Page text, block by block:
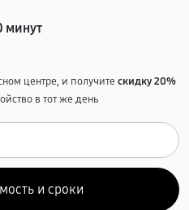
минут
центре, и получитескидку 20%
в тот же день